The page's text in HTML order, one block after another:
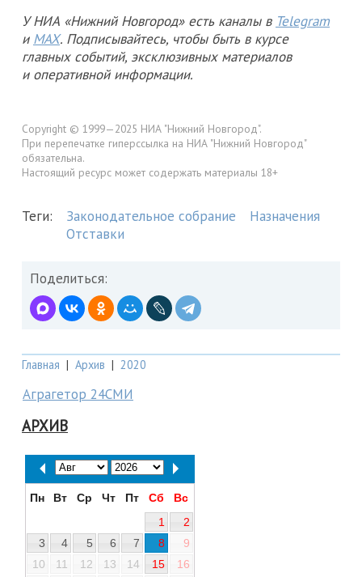
У НИА «Нижний Новгород» есть каналы в Telegram
и MAX. Подписывайтесь, чтобы быть в курсе
главных событий, эксклюзивных материалов
и оперативной информации.
Copyright © 1999—2025 НИА "Нижний Новгород".
При перепечатке гиперссылка на НИА "Нижний Новгород"
обязательна.
Настоящий ресурс может содержать материалы 18+
Теги: Законодательное собрание
Назначения
Отставки
Поделиться:
Главная | Архив | 2020
Аграгетор 24СМИ
АРХИВ
Пн Вт Ср Чт Пт Сб
Вс
1
2
3
4 5 6 7 8
9
10
11 12 13 14 15
16